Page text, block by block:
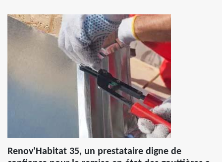
Renov'Habitat 35, un prestataire digne de